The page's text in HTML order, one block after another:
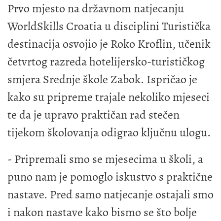
Prvo mjesto na državnom natjecanju
WorldSkills Croatia u disciplini Turistička
destinacija osvojio je Roko Kroflin, učenik
četvrtog razreda hotelijersko-turističkog
smjera Srednje škole Zabok. Ispričao je
kako su pripreme trajale nekoliko mjeseci
te da je upravo praktičan rad stečen
tijekom školovanja odigrao ključnu ulogu.
- Pripremali smo se mjesecima u školi, a
puno nam je pomoglo iskustvo s praktične
nastave. Pred samo natjecanje ostajali smo
i nakon nastave kako bismo se što bolje